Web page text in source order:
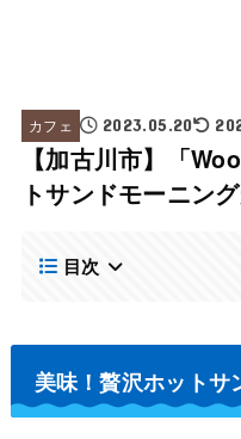
カフェ 2023.05.20
【加古川市】「
トサンドモーニン
目次
美味！贅沢ホットサ